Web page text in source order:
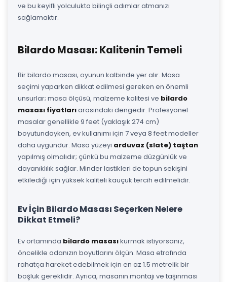
ve bu keyifli yolculukta bilinçli adımlar atmanızı
sağlamaktır.
Bilardo Masası: Kalitenin Temeli
Bir bilardo masası, oyunun kalbinde yer alır. Masa
seçimi yaparken dikkat edilmesi gereken en önemli
unsurlar; masa ölçüsü, malzeme kalitesi ve bilardo
masası fiyatlarıarasındaki dengedir. Profesyonel
masalar genellikle 9 feet (yaklaşık 274 cm)
boyutundayken, ev kullanımı için 7 veya 8 feet modeller
daha uygundur. Masa yüzeyi arduvaz (slate) taştan
yapılmış olmalıdır; çünkü bu malzeme düzgünlük ve
dayanıklılık sağlar. Minder lastikleri de topun sekişini
etkilediği için yüksek kaliteli kauçuk tercih edilmelidir.
Ev İçin Bilardo Masası Seçerken Nelere
Dikkat Etmeli?
Ev ortamında bilardo masasıkurmak istiyorsanız,
öncelikle odanızın boyutlarını ölçün. Masa etrafında
rahatça hareket edebilmek için en az 1.5 metrelik bir
boşluk gereklidir. Ayrıca, masanın montajı ve taşınması